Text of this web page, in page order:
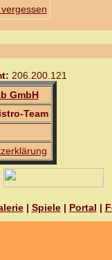
206.200.121
GmbH
Team
| Spiele| Portal |